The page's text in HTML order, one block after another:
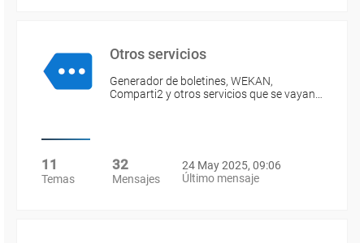
Otros servicios
Generador de boletines, WEKAN,
Comparti2 y otros servicios que se vayan…
11
Temas
32
Mensajes
24 May 2025, 09:06
Último mensaje